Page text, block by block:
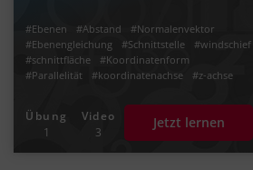
#Ebenen #Abstand
#Normalenvektor
#Ebenengleichung
#Schnittstelle
#windschief
#schnittfläche
#Koordinatenform
#Parallelität
#koordinatenachse
#z-achse
#ebenen darstellen
Übung
1
Video
3
Jetzt lernen